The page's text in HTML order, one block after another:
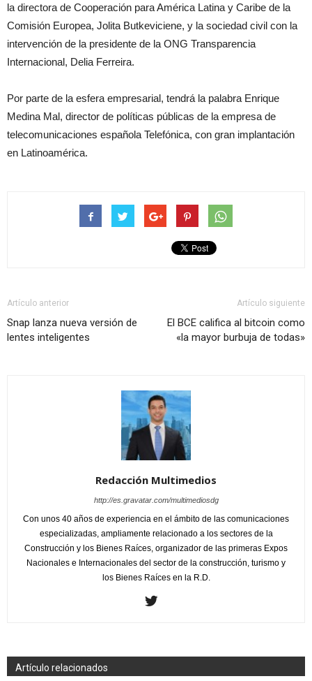
la directora de Cooperación para América Latina y Caribe de la
Comisión Europea, Jolita Butkeviciene, y la sociedad civil con la
intervención de la presidente de la ONG Transparencia
Internacional, Delia Ferreira.
Por parte de la esfera empresarial, tendrá la palabra Enrique
Medina Mal, director de políticas públicas de la empresa de
telecomunicaciones española Telefónica, con gran implantación
en Latinoamérica.
Artículo anterior
Snap lanza nueva versión de
lentes inteligentes
Artículo siguiente
El BCE califica al bitcoin como
«la mayor burbuja de todas»
Redacción Multimedios
http://es.gravatar.com/multimediosdg
Con unos 40 años de experiencia en el ámbito de las comunicaciones
especializadas, ampliamente relacionado a los sectores de la
Construcción y los Bienes Raíces, organizador de las primeras Expos
Nacionales e Internacionales del sector de la construcción, turismo y
los Bienes Raíces en la R.D.
Artículo relacionados